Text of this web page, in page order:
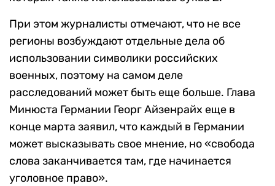
При этом журналисты отмечают, что не все
регионы возбуждают отдельные дела об
использовании символики российских
военных, поэтому на самом деле
расследований может быть еще больше. Глава
Минюста Германии Георг Айзенрайх еще в
конце марта заявил, что каждый в Германии
может высказывать свое мнение, но «свобода
слова заканчивается там, где начинается
уголовное право».